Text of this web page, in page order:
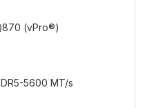
(vPro®)
5600 MT/s